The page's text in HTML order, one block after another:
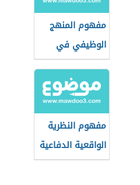
مفهوم المنهج
الوظيفي في
الجغرافيا
السياسية
مفهوم النظرية
الواقعية الدفاعية